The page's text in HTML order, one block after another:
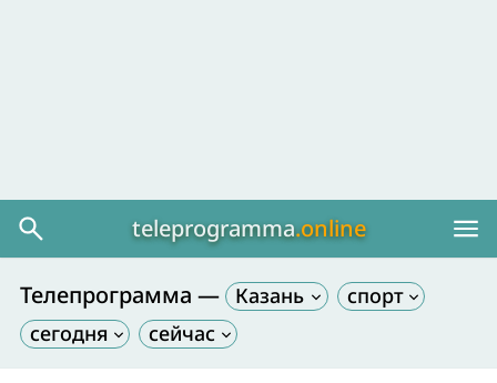
teleprogramma.online
Телепрограмма — Казань